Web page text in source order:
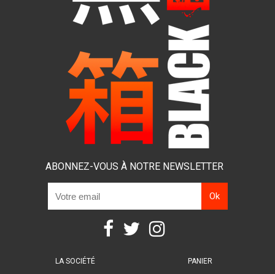
ABONNEZ-VOUS À NOTRE NEWSLETTER
LA SOCIÉTÉ PANIER